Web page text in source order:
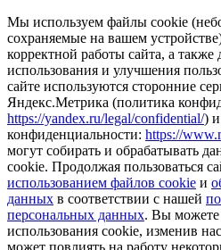
Мы используем файлы cookie
сохраняемые на вашем
корректной работы сайта, а также
использования и улучшения
сайте используются сторонние
Яндекс.Метрика (политика
https://yandex.ru/legal/confidential/)
конфиденциальности: https://
могут собирать и обрабатывать
cookie. Продолжая пользоваться
использованием файлов cookie и
данных в соответствии с нашей
персональных данных. Вы можете
использования cookie, изменив
может повлиять на работу